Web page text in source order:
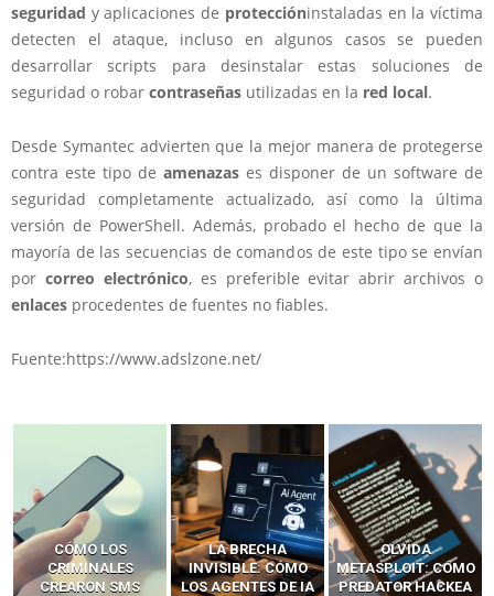
seguridad y aplicaciones de proteccióninstaladas en la víctima
detecten el ataque, incluso en algunos casos se pueden
desarrollar scripts para desinstalar estas soluciones de
seguridad o robar contraseñas utilizadas en la red local.
Desde Symantec advierten que la mejor manera de protegerse
contra este tipo de amenazas es disponer de un software de
seguridad completamente actualizado, así como la última
versión de PowerShell. Además, probado el hecho de que la
mayoría de las secuencias de comandos de este tipo se envían
por correo electrónico, es preferible evitar abrir archivos o
enlaces procedentes de fuentes no fiables.
Fuente:https://www.adslzone.net/
LA BRECHA
INVISIBLE: CÓMO
LOS AGENTES DE IA
OLVIDA
METASPLOIT: CÓMO
PREDATOR HACKEA
CÓMO LOS HACKERS
INTERCEPTAN OTPS
Y LLAMADAS